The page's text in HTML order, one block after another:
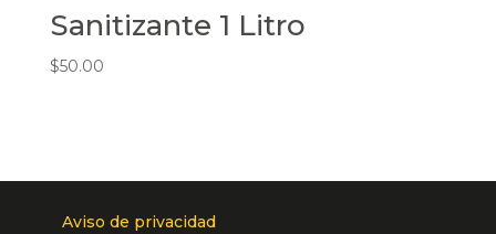
Sanitizante 1 Litro
$50.00
Aviso de privacidad